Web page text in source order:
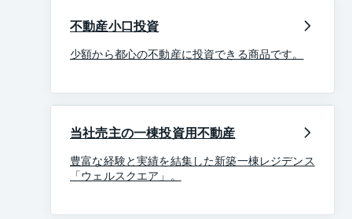
不動産小口投資
少額から都心の不動産に投資できる商品です。
当社売主の一棟投資用不動産
豊富な経験と実績を結集した新築一棟レジデンス
「ウェルスクエア」。